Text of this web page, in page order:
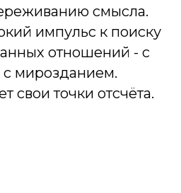
смысла.
импульс к поиску
отношений - с
мирозданием.
свои точки отсчёта.